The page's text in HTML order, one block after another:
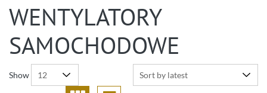
WENTYLATORY
SAMOCHODOWE
Show